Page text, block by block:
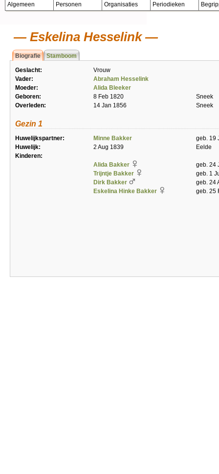
Algemeen Personen Organisaties Periodieken
Eskelina Hesselink
Biografie Stamboom
Geslacht:
Vrouw
Vader:
Abraham Hesselink
Moeder:
Alida Bleeker
Geboren:
8 Feb 1820
Sneek
Overleden:
14 Jan 1856 Sneek
Gezin 1
Huwelijkspartner: Minne Bakker
geb. 19
Huwelijk:
2 Aug 1839
Eelde
Kinderen:
Alida Bakker
geb. 24
Trijntje Bakker
geb. 1
Dirk Bakker
geb. 24
Eskelina Hinke Bakker
geb. 25